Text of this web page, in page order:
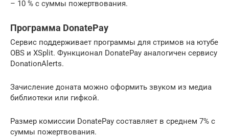
– 10 % с суммы пожертвования.
Программа DonatePay
Сервис поддерживает программы для стримов на ютубе
OBS и XSplit. Функционал DonatePay аналогичен сервису
DonationAlerts.
Зачисление доната можно оформить звуком из медиа
библиотеки или гифкой.
Размер комиссии DonatePay составляет в среднем 7% с
суммы пожертвования.